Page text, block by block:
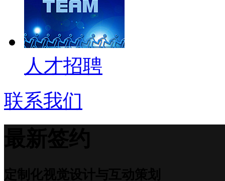
人才招聘
联系我们